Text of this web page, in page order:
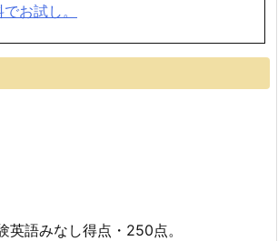
お試し。
英語みなし得点・250点。